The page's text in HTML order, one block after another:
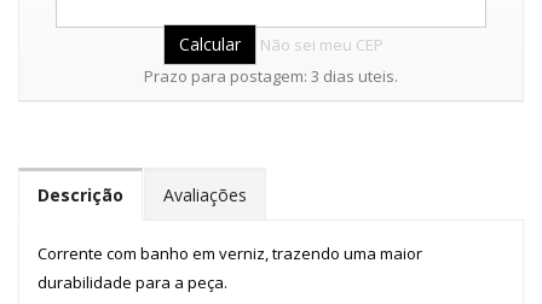
Não sei meu CEP
Prazo para postagem: 3 dias uteis.
Descrição Avaliações
Corrente com banho em verniz, trazendo uma maior
durabilidade para a peça.